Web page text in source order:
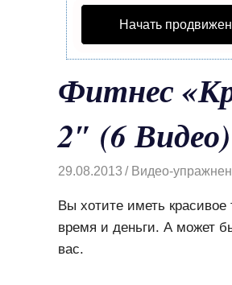
Начать
Фитнес
2″ (6 Видео)
29.08.2013 Видео-
Вы хотите иметь
время и деньги. А может
вас.